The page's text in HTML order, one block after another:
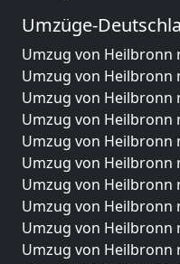
Umzüge-
Umzug von Heilbronn
Umzug von Heilbronn
Umzug von Heilbronn
Umzug von Heilbronn
Umzug von Heilbronn
Umzug von Heilbronn
Umzug von Heilbronn
Umzug von Heilbronn
Umzug von Heilbronn
Umzug von Heilbronn